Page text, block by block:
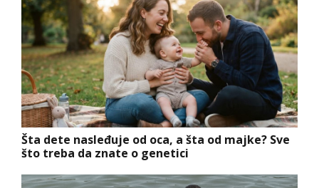
Šta dete nasleđuje od oca, a šta od majke? Sve
što treba da znate o genetici